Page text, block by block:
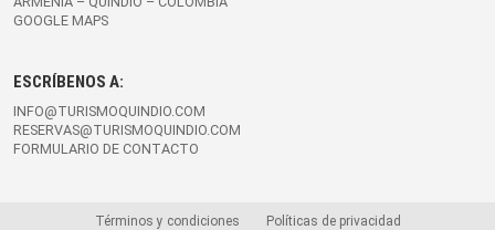
GOOGLE MAPS
ESCRÍBENOS A:
INFO@TURISMOQUINDIO.COM
RESERVAS@TURISMOQUINDIO.COM
FORMULARIO DE CONTACTO
Términos y condiciones
Políticas de privacidad